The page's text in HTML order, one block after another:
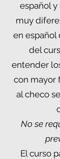
español
muy
en español
del
entender
con mayor
al checo
No se
El curso